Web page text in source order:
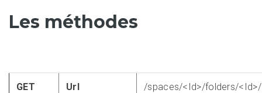
Les méthodes
GET Url
/spaces/<Id>/folders/